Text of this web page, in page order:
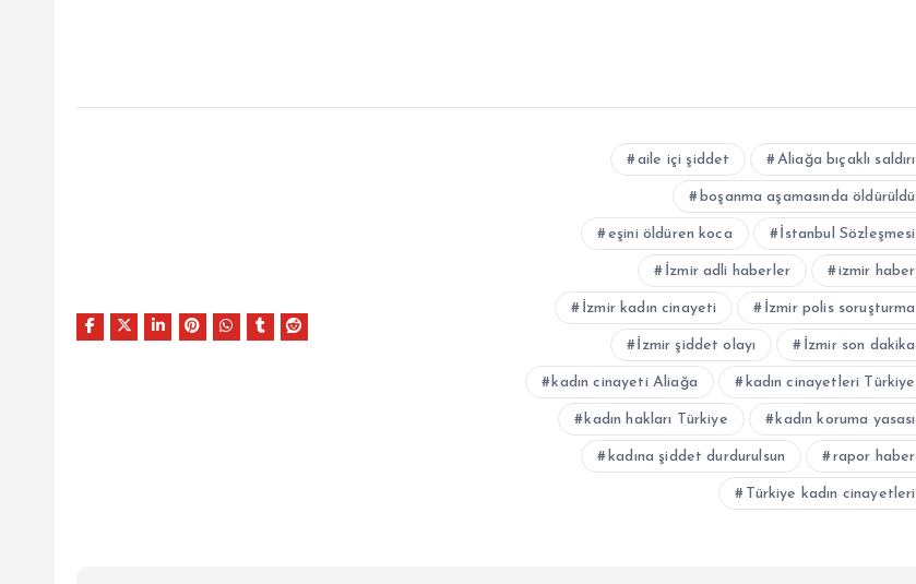
aile içi şiddet Aliağa bıçaklı saldırı
boşanma aşamasında öldürüldü
eşini öldüren koca İstanbul Sözleşmesi
İzmir adli haberler izmir haber
İzmir kadın cinayeti İzmir polis soruşturma
İzmir şiddet olayı İzmir son dakika
kadın cinayeti Aliağa kadın cinayetleri Türkiye
kadın hakları Türkiye kadın koruma yasası
kadına şiddet durdurulsun rapor haber
Türkiye kadın cinayetleri